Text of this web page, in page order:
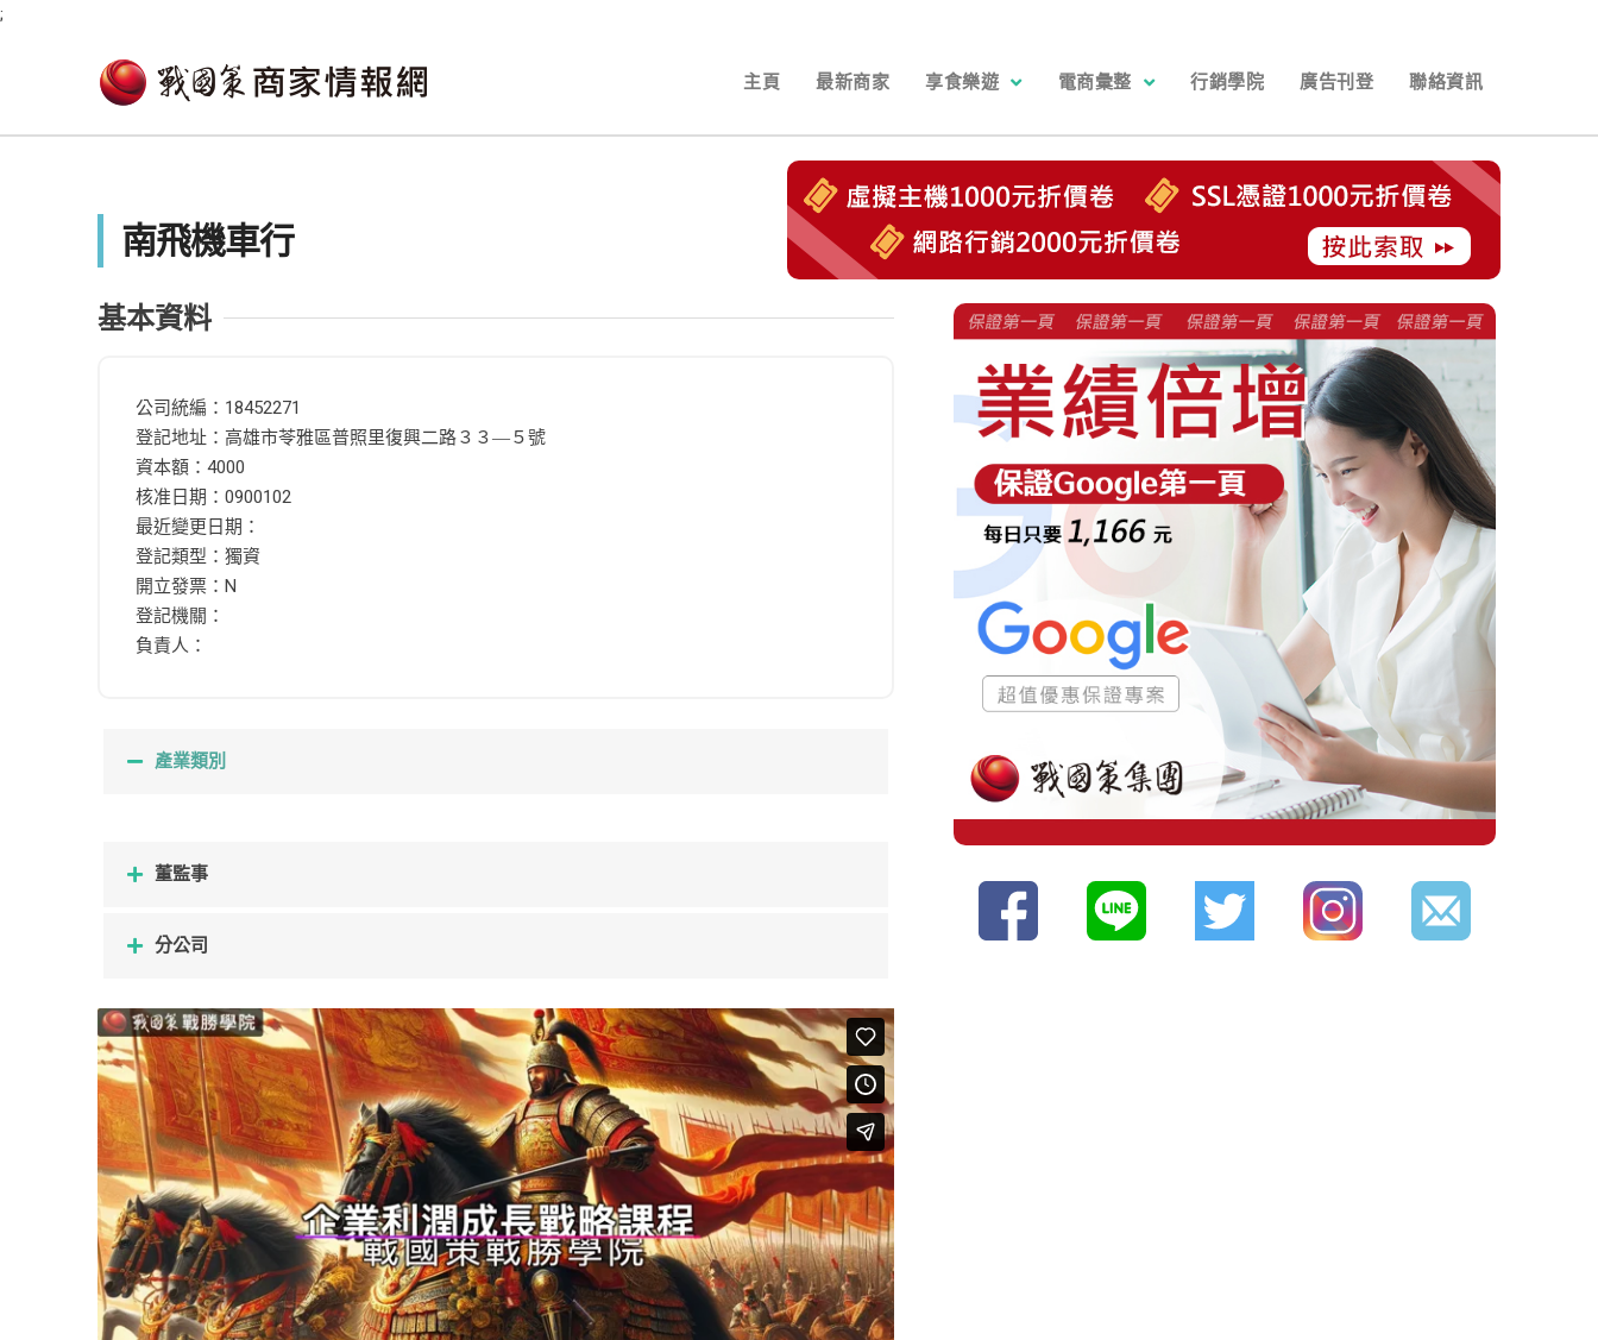
;
主頁 最新商家 享食樂遊 電商彙整 行銷學院 廣告刊登 聯絡資訊
南飛機車行
基本資料
公司統編：18452271
登記地址：高雄市苓雅區普照里復興二路３３―５號
資本額：4000
核准日期：0900102
最近變更日期：
登記類型：獨資
開立發票：N
登記機關：
負責人：
產業類別
董監事
分公司